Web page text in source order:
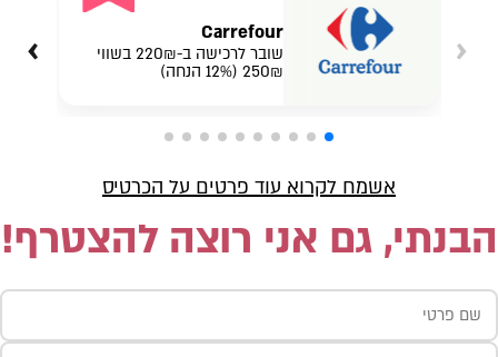
‹
Carrefour
שובר לרכישה ב-220₪ בשווי
250₪ (12% הנחה)
›
אשמח לקרוא עוד פרטים על הכרטיס
הבנתי, גם אני רוצה להצטרף!